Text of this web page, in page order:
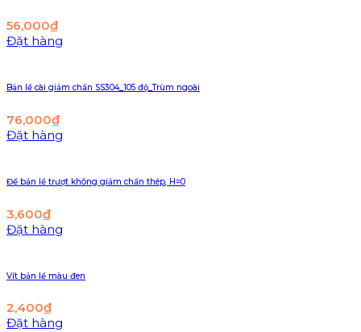
56,000₫
Đặt hàng
Bản lề cài giảm chấn SS304_105 độ_Trùm ngoài
76,000₫
Đặt hàng
Đế bản lề trượt không giảm chấn thép, H=0
3,600₫
Đặt hàng
Vít bản lề màu đen
2,400₫
Đặt hàng